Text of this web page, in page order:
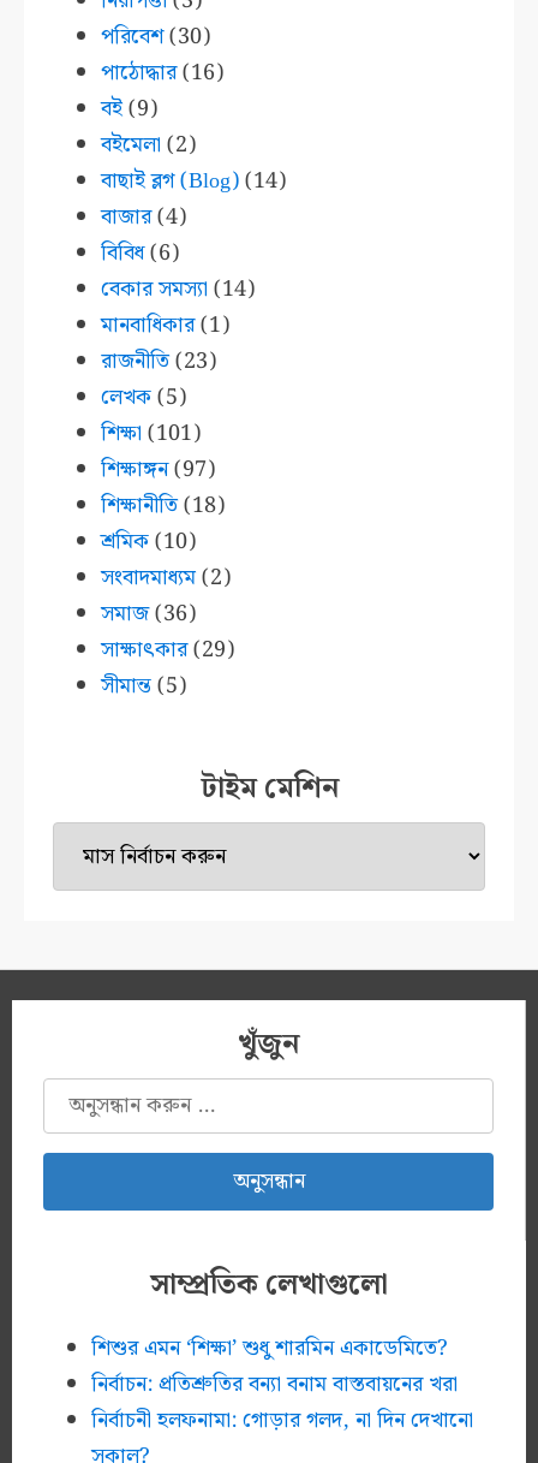
পরিবেশ(30)
পাঠোদ্ধার(16)
বই(9)
বইমেলা (2)
বাছাই ব্লগ (Blog)(14)
বাজার(4)
বিবিধ(6)
বেকার সমস্যা (14)
মানবাধিকার(1)
রাজনীতি(23)
লেখক(5)
শিক্ষা (101)
শিক্ষাঙ্গন(97)
শিক্ষানীতি(18)
শ্রমিক(10)
সংবাদমাধ্যম(2)
সমাজ(36)
সাক্ষাৎকার(29)
সীমান্ত(5)
টাইম মেশিন
টাইম
মেশিন
খুঁজুন
অনুসন্ধানঃ
সাম্প্রতিক লেখাগুলো
শিশুর এমন ‘শিক্ষা’ শুধু শারমিন একাডেমিতে?
নির্বাচন: প্রতিশ্রুতির বন্যা বনাম বাস্তবায়নের খরা
নির্বাচনী হলফনামা: গোড়ার গলদ, না দিন দেখানো